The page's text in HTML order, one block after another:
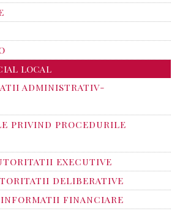
LOCAL
ADMINISTRATIV-
PRIVIND PROCEDURILE
EXECUTIVE
DELIBERATIVE
FINANCIARE